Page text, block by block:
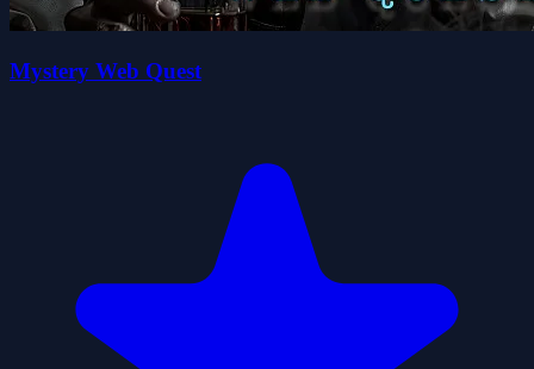
Mystery Web Quest